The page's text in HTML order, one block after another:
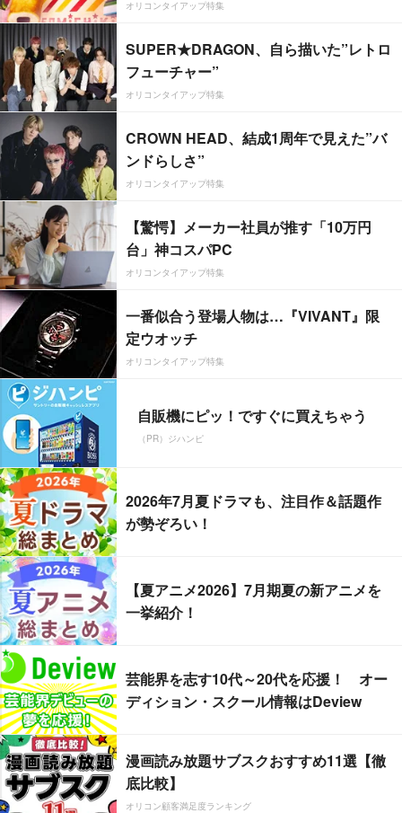
オリコンタイアップ特集
SUPER★DRAGON、自ら描いた”レトロ
フューチャー”
オリコンタイアップ特集
CROWN HEAD、結成1周年で見えた”バ
ンドらしさ”
オリコンタイアップ特集
【驚愕】メーカー社員が推す「10万円
台」神コスパPC
オリコンタイアップ特集
一番似合う登場人物は…『VIVANT』限
定ウオッチ
オリコンタイアップ特集
自販機にピッ！ですぐに買えちゃう
（PR）ジハンピ
2026年7月夏ドラマも、注目作＆話題作
が勢ぞろい！
【夏アニメ2026】7月期夏の新アニメを
一挙紹介！
芸能界を志す10代～20代を応援！ オー
ディション・スクール情報はDeview
漫画読み放題サブスクおすすめ11選【徹
底比較】
オリコン顧客満足度ランキング